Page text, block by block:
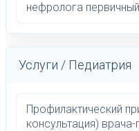
нефролога первичный
Услуги / Педиатрия
Профилактический
консультация) врача-